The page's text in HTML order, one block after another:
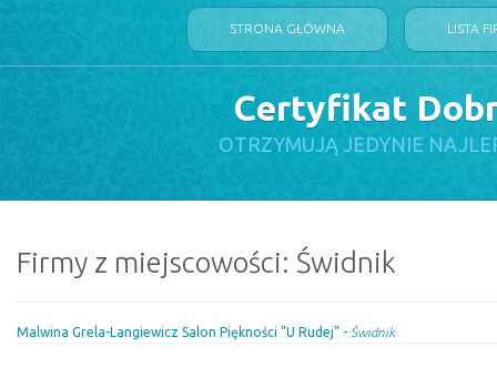
STRONA GŁÓWNA LISTA
Certyfikat
OTRZYMUJĄ JEDYNIE
Firmy z miejscowości: Świdnik
Malwina Grela-Langiewicz Salon Piękności "U Rudej" - Świdnik